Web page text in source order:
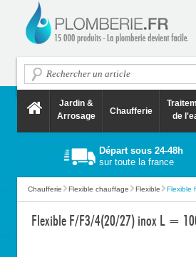
Jardin &
Arrosage
Chaufferie
de
Départ sous 24-48h
sur toute la france
Chaufferie Flexible chauffage Flexible Flexible
Flexible F/F3/4(20/27) inox L =